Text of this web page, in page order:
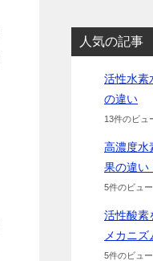
人気の記事
活性水素
の違い
13件のビュ
高濃度水
果の違い
5件のビュー
活性酸素
メカニズ
5件のビュー